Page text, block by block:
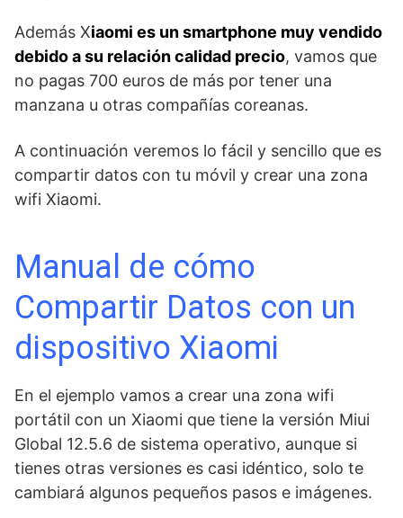
Además Xiaomi es un smartphone muy vendido
debido a su relación calidad precio, vamos que
no pagas 700 euros de más por tener una
manzana u otras compañías coreanas.
A continuación veremos lo fácil y sencillo que es
compartir datos con tu móvil y crear una zona
wifi Xiaomi.
Manual de cómo
Compartir Datos con un
dispositivo Xiaomi
En el ejemplo vamos a crear una zona wifi
portátil con un Xiaomi que tiene la versión Miui
Global 12.5.6 de sistema operativo, aunque si
tienes otras versiones es casi idéntico, solo te
cambiará algunos pequeños pasos e imágenes.